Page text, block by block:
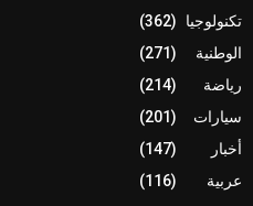
تكنولوجيا
(362)
الوطنية
(271)
رياضة
(214)
سيارات
(201)
أخبار
(147)
عربية
(116)